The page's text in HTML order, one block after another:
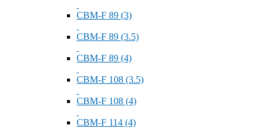
СВМ-F 89 (3)
СВМ-F 89 (3.5)
СВМ-F 89 (4)
СВМ-F 108 (3.5)
СВМ-F 108 (4)
СВМ-F 114 (4)